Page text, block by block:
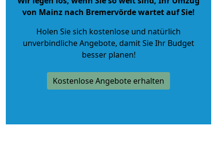
von Mainz nach Bremervörde wartet auf Sie!
Holen Sie sich kostenlose und natürlich
unverbindliche Angebote, damit Sie Ihr Budget
besser planen!
Kostenlose Angebote erhalten